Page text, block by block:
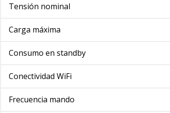
Tensión nominal
Carga máxima
Consumo en standby
Conectividad WiFi
Frecuencia mando